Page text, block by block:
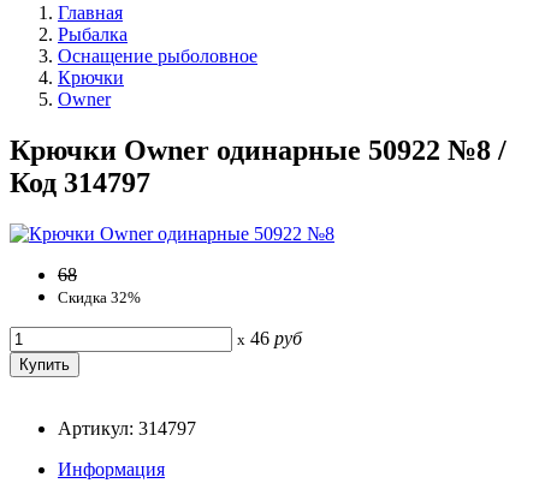
Главная
Рыбалка
Оснащение рыболовное
Крючки
Owner
Крючки Owner одинарные 50922 №8 /
Код 314797
68
Скидка 32%
x 46 руб
Артикул: 314797
Информация